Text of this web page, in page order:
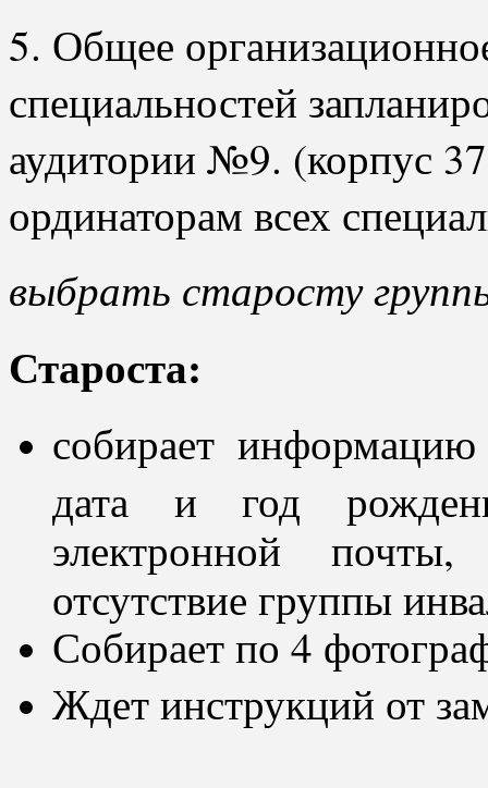
5. Общее
специальностей
аудитории №9. (корпус
ординаторам всех
выбрать старосту
Староста:
собирает
дата и год
электронной
отсутствие группы
Собирает по 4
Ждет инструкций от